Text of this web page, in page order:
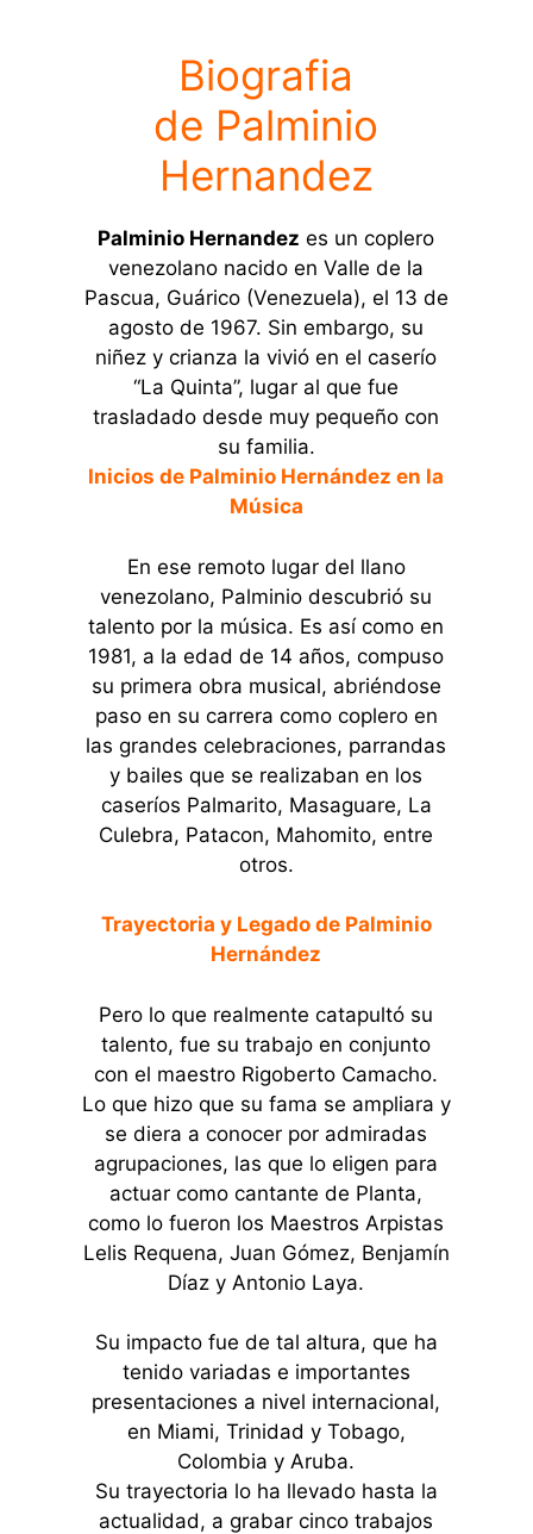
Biografia
de Palminio
Hernandez
Palminio Hernandez es un coplero
venezolano nacido en Valle de la
Pascua, Guárico (Venezuela), el 13 de
agosto de 1967. Sin embargo, su
niñez y crianza la vivió en el caserío
“La Quinta”, lugar al que fue
trasladado desde muy pequeño con
su familia.
Inicios de Palminio Hernández en la
Música
En ese remoto lugar del llano
venezolano, Palminio descubrió su
talento por la música. Es así como en
1981, a la edad de 14 años, compuso
su primera obra musical, abriéndose
paso en su carrera como coplero en
las grandes celebraciones, parrandas
y bailes que se realizaban en los
caseríos Palmarito, Masaguare, La
Culebra, Patacon, Mahomito, entre
otros.
Trayectoria y Legado de Palminio
Hernández
Pero lo que realmente catapultó su
talento, fue su trabajo en conjunto
con el maestro Rigoberto Camacho.
Lo que hizo que su fama se ampliara y
se diera a conocer por admiradas
agrupaciones, las que lo eligen para
actuar como cantante de Planta,
como lo fueron los Maestros Arpistas
Lelis Requena, Juan Gómez, Benjamín
Díaz y Antonio Laya.
Su impacto fue de tal altura, que ha
tenido variadas e importantes
presentaciones a nivel internacional,
en Miami, Trinidad y Tobago,
Colombia y Aruba.
Su trayectoria lo ha llevado hasta la
actualidad, a grabar cinco trabajos